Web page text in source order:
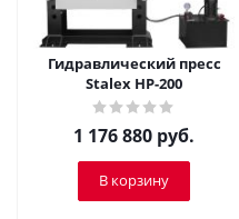
Гидравлический пресс
Stalex HP-200
1 176 880 руб.
В корзину